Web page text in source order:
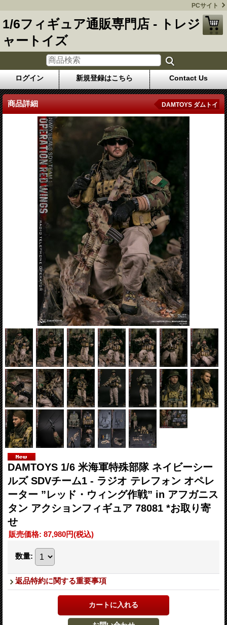
PCサイト
1/6フィギュア通販専門店 - トレジ
ャートイズ
ログイン 新規登録はこちら Contact Us
商品詳細 DAMTOYS ダムトイ
DAMTOYS 1/6 米海軍特殊部隊 ネイビーシー
ルズ SDVチーム1 - ラジオ テレフォン オペレ
ーター ”レッド・ウィング作戦” in アフガニス
タン アクションフィギュア 78081 *お取り寄
せ
販売価格: 87,980円(税込)
数量:
返品特約に関する重要事項